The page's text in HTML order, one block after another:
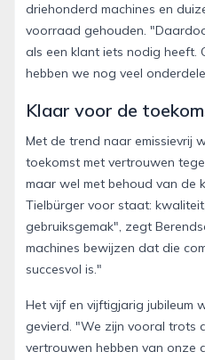
driehonderd machines en
voorraad gehouden.
als een klant iets nodig heeft.
hebben we nog veel
Klaar voor de
Met de trend naar emissievrij
toekomst met vertrouwen
maar wel met behoud van de
Tielbürger voor staat:
gebruiksgemak", zegt
machines bewijzen dat die
succesvol is."
Het vijf en vijftigjarig jubileum
gevierd. "We zijn vooral trots
vertrouwen hebben van onze